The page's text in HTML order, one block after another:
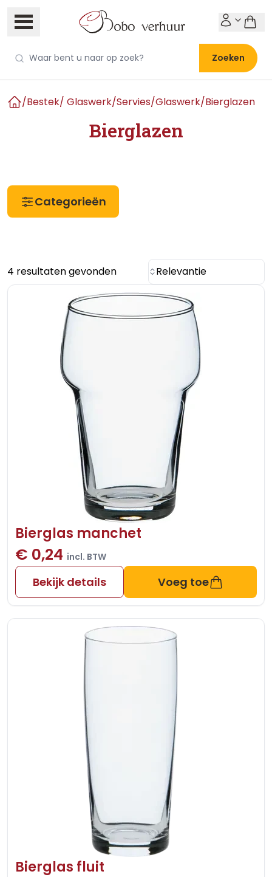
Zoeken
/Bestek/ Glaswerk/Servies/Glaswerk/Bierglazen
Bierglazen
Categorieën
4 resultaten gevonden Relevantie
Bierglas manchet
€ 0,24 incl. BTW
Bekijk details Voeg toe
Bierglas fluit